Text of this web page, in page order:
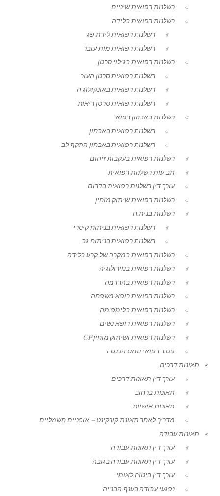
רשלנות רפואית שיניים
רשלנות רפואית בלידה
רשלנות רפואית לידת פג
רשלנות רפואית מות עובר
רשלנות רפואית בגילוי סרטן
רשלנות רפואית סרטן העור
רשלנות רפואית באונקולוגיה
רשלנות רפואית סרטן ריאות
רשלנות באבחון רפואי
רשלנות רפואית באבחון
רשלנות רפואית באבחון התקף לב
רשלנות רפואית בעקבות זיהום
תביעות רשלנות רפואית
עורך דין רשלנות רפואית בדרום
רשלנות רפואית שיתוק מוחין
רשלנות בניתוח
רשלנות רפואית בניתוח קיסרי
רשלנות רפואית בניתוח גב
רשלנות רפואית במקרה של קרע בלידה
רשלנות רפואית בנוירולוגיה
רשלנות רפואית בהרדמה
רשלנות רפואית רופא משפחה
רשלנות רפואית בלימפומה
רשלנות רפואית רופא נשים
רשלנות רפואית ושיתוק מוחין CP
פטור רפואי ממס הכנסה
תאונות דרכים
עורך דין תאונות דרכים
תאונות ברחוב
תאונות אישיות
מדריך לאחר תאונת קורקינט – אופניים חשמליים
תאונות עבודה
עורך דין תאונות עבודה
עורך דין תאונות עבודה בגובה
עורך דין ביטוח לאומי
נפגעי עבודה בענף הבנייה